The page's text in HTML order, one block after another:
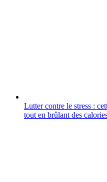
Lutter contre le stress :
tout en brûlant des